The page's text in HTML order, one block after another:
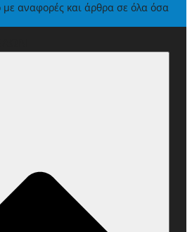
με αναφορές και άρθρα σε όλα όσα